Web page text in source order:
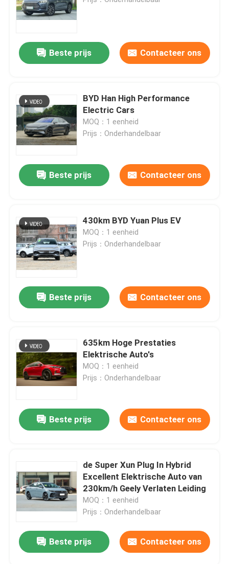
Thuis
Over ons
Fabrieksreis
Kwaliteitscontrole
Vraag een offerte aan
Zuivere Elektrische Auto's
Beste prijs Contacteer ons
BYD Han High Performance
Electric Cars
MOQ：1 eenheid
Prijs：Onderhandelbaar
Beste prijs Contacteer ons
430km BYD Yuan Plus EV
MOQ：1 eenheid
Prijs：Onderhandelbaar
Beste prijs Contacteer ons
635km Hoge Prestaties
Elektrische Auto's
MOQ：1 eenheid
Prijs：Onderhandelbaar
Beste prijs Contacteer ons
de Super Xun Plug In Hybrid
Excellent Elektrische Auto van
230km/h Geely Verlaten Leiding
MOQ：1 eenheid
Prijs：Onderhandelbaar
Beste prijs Contacteer ons